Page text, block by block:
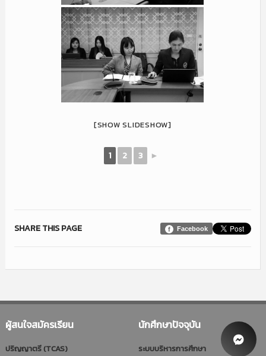
[SHOW SLIDESHOW]
1 2 3 ►
Facebook
SHARE THIS PAGE
ผู้สนใจสมัครเรียน
ปริญญาตรี (TCAS)
นักศึกษาปัจจุบัน
ระบบบริหารการศึกษา